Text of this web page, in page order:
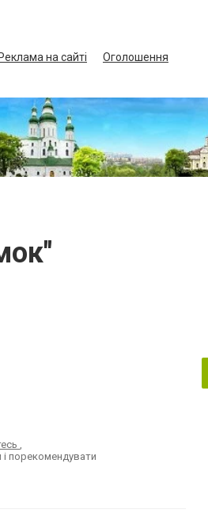
Реклама на сайті
Оголошення
,
і порекомендувати